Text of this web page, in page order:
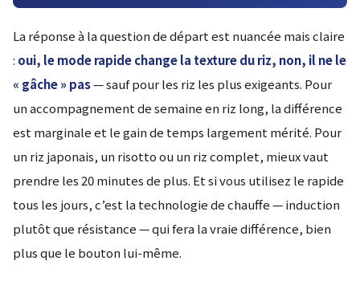
La réponse à la question de départ est nuancée mais claire
: oui, le mode rapide change la texture du riz, non, il ne le
« gâche » pas— sauf pour les riz les plus exigeants. Pour
un accompagnement de semaine en riz long, la différence
est marginale et le gain de temps largement mérité. Pour
un riz japonais, un risotto ou un riz complet, mieux vaut
prendre les 20 minutes de plus. Et si vous utilisez le rapide
tous les jours, c’est la technologie de chauffe — induction
plutôt que résistance — qui fera la vraie différence, bien
plus que le bouton lui-même.